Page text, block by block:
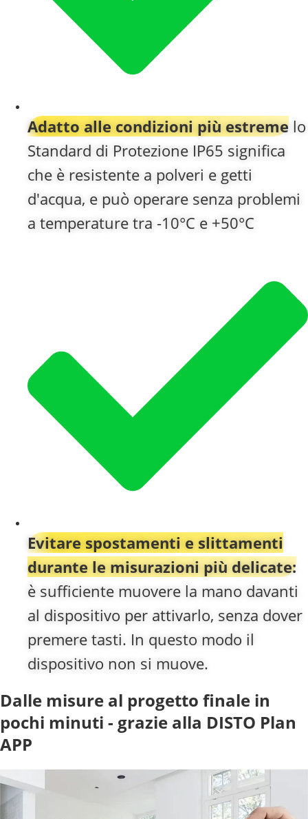
Adatto alle condizioni più estreme lo
Standard di Protezione IP65 significa
che è resistente a polveri e getti
d'acqua, e può operare senza problemi
a temperature tra -10°C e +50°C
Evitare spostamenti e slittamenti
durante le misurazioni più delicate:
è sufficiente muovere la mano davanti
al dispositivo per attivarlo, senza dover
premere tasti. In questo modo il
dispositivo non si muove.
Dalle misure al progetto finale in
pochi minuti - grazie alla DISTO Plan
APP